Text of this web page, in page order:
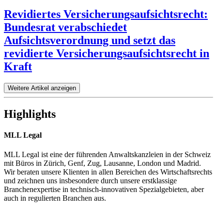
Revidiertes Versicherungsaufsichtsrecht:
Bundesrat verabschiedet
Aufsichtsverordnung und setzt das
revidierte Versicherungsaufsichtsrecht in
Kraft
Weitere Artikel anzeigen
Highlights
MLL Legal
MLL Legal ist eine der führenden Anwaltskanzleien in der Schweiz
mit Büros in Zürich, Genf, Zug, Lausanne, London und Madrid.
Wir beraten unsere Klienten in allen Bereichen des Wirtschaftsrechts
und zeichnen uns insbesondere durch unsere erstklassige
Branchenexpertise in technisch-innovativen Spezialgebieten, aber
auch in regulierten Branchen aus.